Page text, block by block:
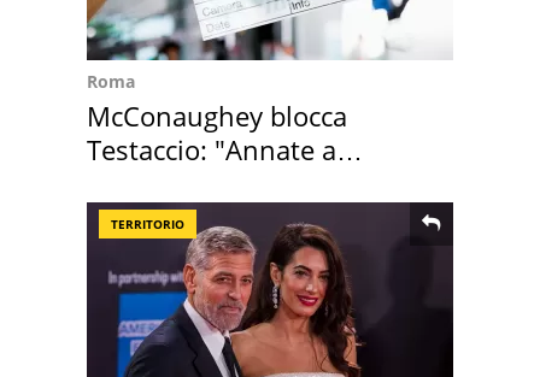
Roma
McConaughey blocca
Testaccio: "Annate a
TERRITORIO